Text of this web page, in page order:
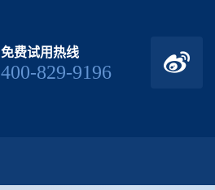
免费试用热线
400-829-9196